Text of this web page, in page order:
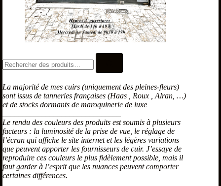
La majorité de mes cuirs (uniquement des pleines-fleurs)
sont issus de tanneries françaises (Haas , Roux , Alran, …)
et de stocks dormants de maroquinerie de luxe
Le rendu des couleurs des produits est soumis à plusieurs
facteurs : la luminosité de la prise de vue, le réglage de
l’écran qui affiche le site internet et les légères variations
que peuvent apporter les fournisseurs de cuir. J’essaye de
reproduire ces couleurs le plus fidèlement possible, mais il
faut garder à l’esprit que les nuances peuvent comporter
certaines différences.